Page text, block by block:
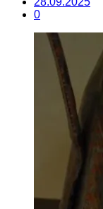
0